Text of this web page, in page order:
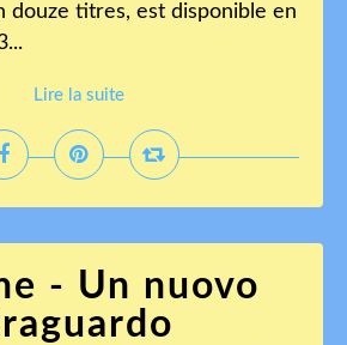
douze titres, est disponible en
Lire la suite
- Un nuovo